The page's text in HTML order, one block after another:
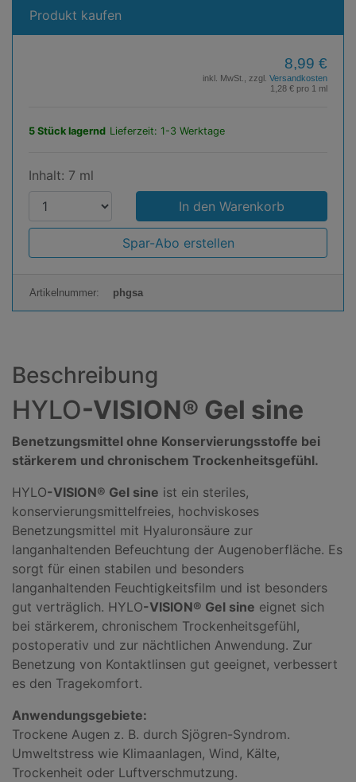
Produkt kaufen
8,99 €
inkl. MwSt., zzgl. Versandkosten
1,28 € pro 1 ml
5 Stück lagernd Lieferzeit: 1-3 Werktage
Inhalt: 7 ml
r
d
k
t
z
h
:
Spar-Abo erstellen
Artikelnummer: phgsa
Beschreibung
HYLO-VISION® Gel sine
Benetzungsmittel ohne Konservierungsstoffe bei
stärkerem und chronischem Trockenheitsgefühl.
HYLO-VISION® Gel sine ist ein steriles,
konservierungsmittelfreies, hochviskoses
Benetzungsmittel mit Hyaluronsäure zur
langanhaltenden Befeuchtung der Augenoberfläche. Es
sorgt für einen stabilen und besonders
langanhaltenden Feuchtigkeitsfilm und ist besonders
gut verträglich. HYLO-VISION® Gel sine eignet sich
bei stärkerem, chronischem Trockenheitsgefühl,
postoperativ und zur nächtlichen Anwendung. Zur
Benetzung von Kontaktlinsen gut geeignet, verbessert
es den Tragekomfort.
Anwendungsgebiete:
Trockene Augen z. B. durch Sjögren-Syndrom.
Umweltstress wie Klimaanlagen, Wind, Kälte,
Trockenheit oder Luftverschmutzung.